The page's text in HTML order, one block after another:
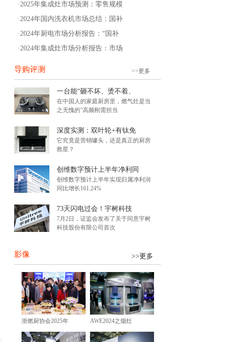
·2025年集成灶市场预测：零售规模
·2024年国内洗衣机市场总结：国补
·2024年厨电市场分析报告：“国补
·2024年集成灶市场分析报告：市场
导购评测 >>更多
一台能“砸不坏、烫不着、
在中国人的家庭厨房里，燃气灶是当
之无愧的“高频刚需担当
深度实测：双叶轮+有钛免
它究竟是营销噱头，还是真正的厨房
救星？
创维数字预计上半年净利同
创维数字预计上半年实现归属净利润
同比增长161.24%
73天闪电过会！宇树科技
7月2日，证监会发布了关于同意宇树
科技股份有限公司首次
影像 >>更多
浙燃厨协会2025年 AWE2024之烟灶